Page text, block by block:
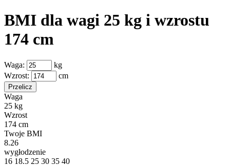
BMI dla wagi 25 kg i wzrostu
174 cm
Waga:
kg
Wzrost:
cm
Przelicz
Waga
25 kg
Wzrost
174 cm
Twoje BMI
8.26
wygłodzenie
16 18.5 25 30 35 40